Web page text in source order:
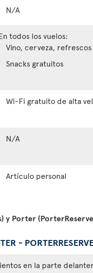
N/A
todos los vuelos:
Vino, cerveza,
Snacks gratuitos
Wi-Fi gratuito de alta
N/A
Artículo personal
y Porter
-
en la parte